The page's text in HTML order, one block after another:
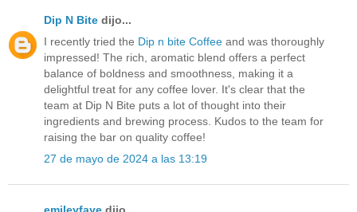
Dip N Bite dijo...
I recently tried the Dip n bite Coffee and was thoroughly
impressed! The rich, aromatic blend offers a perfect
balance of boldness and smoothness, making it a
delightful treat for any coffee lover. It's clear that the
team at Dip N Bite puts a lot of thought into their
ingredients and brewing process. Kudos to the team for
raising the bar on quality coffee!
27 de mayo de 2024 a las 13:19